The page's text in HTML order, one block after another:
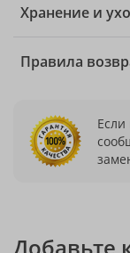
Хранение и
Правила
Если